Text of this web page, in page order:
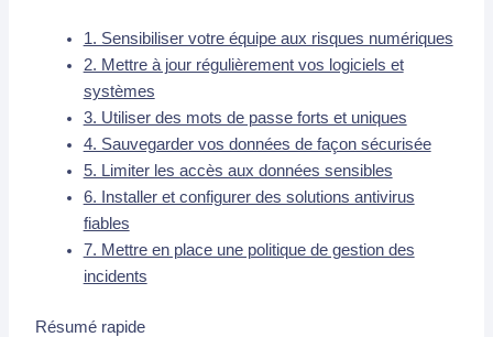
1. Sensibiliser votre équipe aux risques numériques
2. Mettre à jour régulièrement vos logiciels et
systèmes
3. Utiliser des mots de passe forts et uniques
4. Sauvegarder vos données de façon sécurisée
5. Limiter les accès aux données sensibles
6. Installer et configurer des solutions antivirus
fiables
7. Mettre en place une politique de gestion des
incidents
Résumé rapide